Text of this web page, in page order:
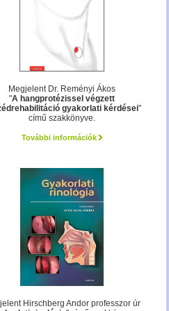
Megjelent Dr. Reményi Ákos
"A hangprotézissel végzett
gyakorlati kérdései"
című szakkönyve.
További információk
Hirschberg Andor professzor úr